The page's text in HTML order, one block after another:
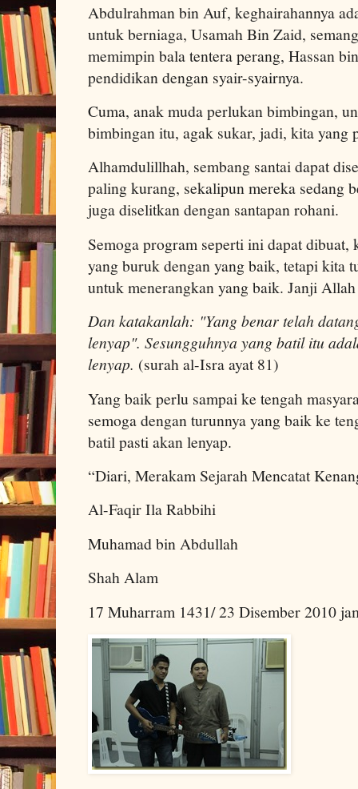
Abdulrahman bin Auf, keghairahannya
untuk berniaga, Usamah Bin Zaid,
memimpin bala tentera perang, Hassan
pendidikan dengan syair-syairnya.
Cuma, anak muda perlukan bimbingan,
bimbingan itu, agak sukar, jadi, kita yang
Alhamdulillhah, sembang santai dapat
paling kurang, sekalipun mereka sedang
juga diselitkan dengan santapan rohani.
Semoga program seperti ini dapat dibuat,
yang buruk dengan yang baik, tetapi kita
untuk menerangkan yang baik. Janji
Dan katakanlah: "Yang benar telah
lenyap". Sesungguhnya yang batil itu
lenyap. (surah al-Isra ayat 81)
Yang baik perlu sampai ke tengah
semoga dengan turunnya yang baik ke
batil pasti akan lenyap.
“Diari, Merakam Sejarah Mencatat
Al-Faqir Ila Rabbihi
Muhamad bin Abdullah
Shah Alam
17 Muharram 1431/ 23 Disember 2010